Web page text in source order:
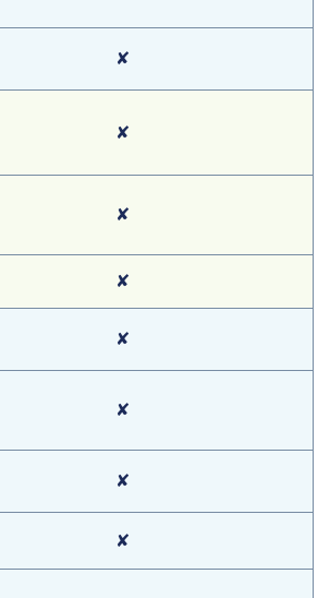
✘
✘
✘
✘
✘
✘
✘
✘